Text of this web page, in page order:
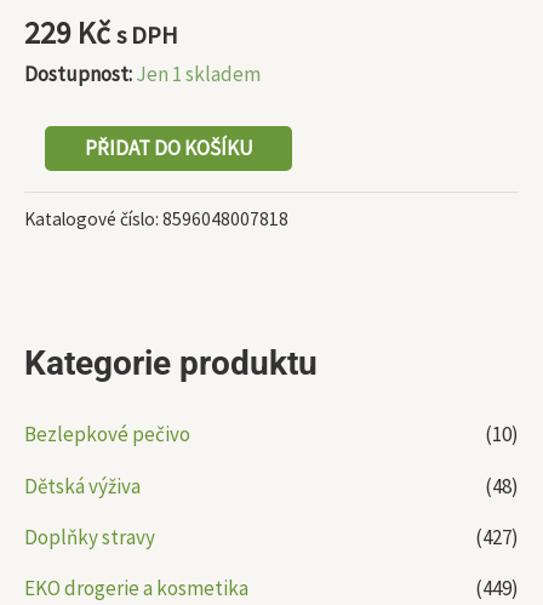
Kategorie produktu
Bezlepkové pečivo
(10)
Dětská výživa
(48)
Doplňky stravy
(427)
EKO drogerie a kosmetika
(449)
229 Kčs DPH
Dostupnost:Jen 1 skladem
PŘIDAT DO KOŠÍKU
Katalogové číslo: 8596048007818